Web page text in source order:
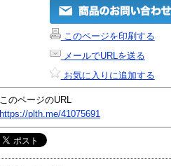
このページを印刷する
メールでURLを送る
お気に入りに追加する
このページのURL
https://plth.me/41075691